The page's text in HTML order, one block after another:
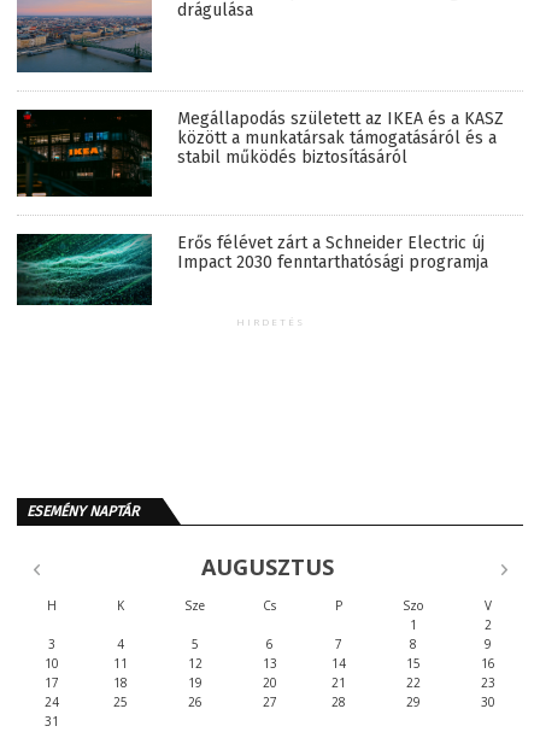
drágulása
Megállapodás született az IKEA és a KASZ
között a munkatársak támogatásáról és a
stabil működés biztosításáról
Erős félévet zárt a Schneider Electric új
Impact 2030 fenntarthatósági programja
HIRDETÉS
ESEMÉNY NAPTÁR
AUGUSZTUS
H K Sze Cs P Szo
V
1
2
3
4 5 6 7 8
9
10
11 12 13 14 15
16
17
18 19 20 21 22
23
24
25 26 27 28 29
30
31